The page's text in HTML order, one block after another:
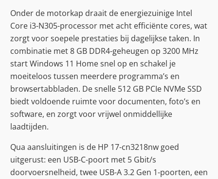
Onder de motorkap draait de energiezuinige Intel
Core i3-N305-processor met acht efficiënte cores, wat
zorgt voor soepele prestaties bij dagelijkse taken. In
combinatie met 8 GB DDR4-geheugen op 3200 MHz
start Windows 11 Home snel op en schakel je
moeiteloos tussen meerdere programma’s en
browsertabbladen. De snelle 512 GB PCIe NVMe SSD
biedt voldoende ruimte voor documenten, foto’s en
software, en zorgt voor vrijwel onmiddellijke
laadtijden.
Qua aansluitingen is de HP 17-cn3218nw goed
uitgerust: een USB-C-poort met 5 Gbit/s
doorvoersnelheid, twee USB-A 3.2 Gen 1-poorten, een